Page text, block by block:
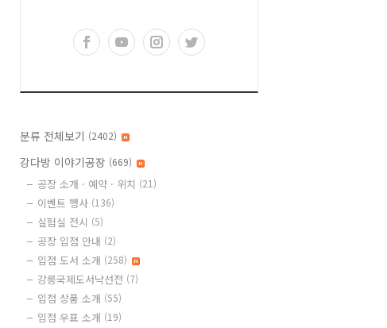
분류 전체보기 (2402)
강다방 이야기공장 (669)
공장 소개 · 예약 · 위치 (21)
이벤트 행사 (136)
실험실 전시 (5)
공장 입점 안내 (2)
입점 도서 소개 (258)
강릉국제도서낙선전 (7)
입점 상품 소개 (55)
입점 우표 소개 (19)